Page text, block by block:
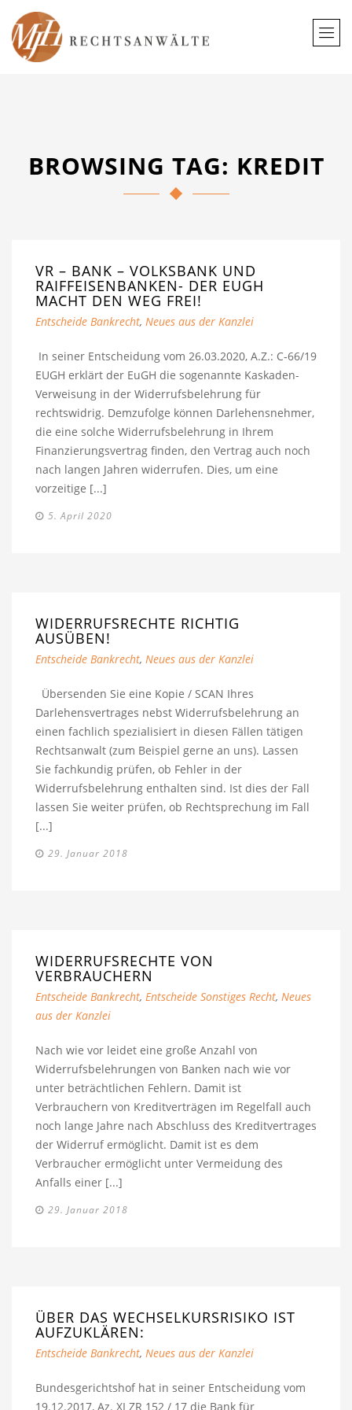
BROWSING TAG: KREDIT
VR – BANK – VOLKSBANK UND
RAIFFEISENBANKEN- DER EUGH
MACHT DEN WEG FREI!
Entscheide Bankrecht, Neues aus der Kanzlei
In seiner Entscheidung vom 26.03.2020, A.Z.: C‑66/19
EUGH erklärt der EuGH die sogenannte Kaskaden-
Verweisung in der Widerrufsbelehrung für
rechtswidrig. Demzufolge können Darlehensnehmer,
die eine solche Widerrufsbelehrung in Ihrem
Finanzierungsvertrag finden, den Vertrag auch noch
nach langen Jahren widerrufen. Dies, um eine
vorzeitige [...]
5. April 2020
WIDERRUFSRECHTE RICHTIG
AUSÜBEN!
Entscheide Bankrecht, Neues aus der Kanzlei
Übersenden Sie eine Kopie / SCAN Ihres
Darlehensvertrages nebst Widerrufsbelehrung an
einen fachlich spezialisiert in diesen Fällen tätigen
Rechtsanwalt (zum Beispiel gerne an uns). Lassen
Sie fachkundig prüfen, ob Fehler in der
Widerrufsbelehrung enthalten sind. Ist dies der Fall
lassen Sie weiter prüfen, ob Rechtsprechung im Fall
[...]
29. Januar 2018
WIDERRUFSRECHTE VON
VERBRAUCHERN
Entscheide Bankrecht, Entscheide Sonstiges Recht, Neues
aus der Kanzlei
Nach wie vor leidet eine große Anzahl von
Widerrufsbelehrungen von Banken nach wie vor
unter beträchtlichen Fehlern. Damit ist
Verbrauchern von Kreditverträgen im Regelfall auch
noch lange Jahre nach Abschluss des Kreditvertrages
der Widerruf ermöglicht. Damit ist es dem
Verbraucher ermöglicht unter Vermeidung des
Anfalls einer [...]
29. Januar 2018
ÜBER DAS WECHSELKURSRISIKO IST
AUFZUKLÄREN:
Entscheide Bankrecht, Neues aus der Kanzlei
Bundesgerichtshof hat in seiner Entscheidung vom
19.12.2017, Az. XI ZR 152 / 17 die Bank für